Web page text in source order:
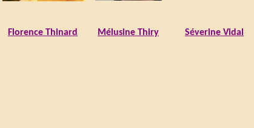
Florence Thinard
Mélusine Thiry Séverine Vidal